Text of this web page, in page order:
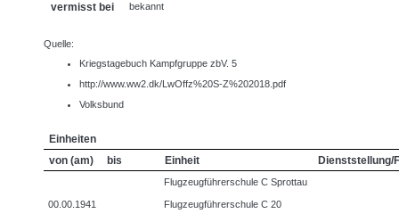
vermisst bei bekannt
Quelle:
Kriegstagebuch Kampfgruppe zbV. 5
http://www.ww2.dk/LwOffz%20S-Z%202018.pdf
Volksbund
Einheiten
von (am)
bis Einheit Dienststellung/
Flugzeugführerschule C Sprottau
00.00.1941
Flugzeugführerschule C 20